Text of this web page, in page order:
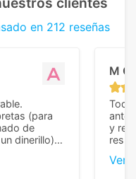
en 212 reseñas
(para
de
dinerillo) y
calidad
M C
Todo
y
Ver